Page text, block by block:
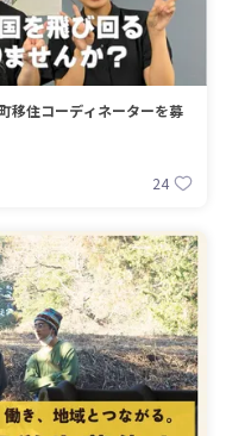
移住コーディネーターを募
24